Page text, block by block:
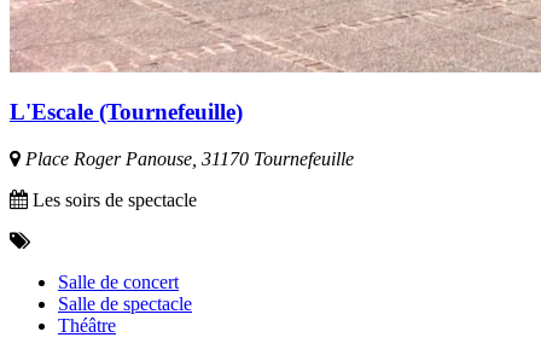
L'Escale (Tournefeuille)
Place Roger Panouse, 31170 Tournefeuille
Les soirs de spectacle
Salle de concert
Salle de spectacle
Théâtre